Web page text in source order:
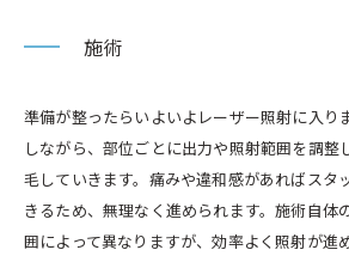
施術
準備が整ったらいよいよレーザー照射に入り
しながら、部位ごとに出力や照射範囲を調整
毛していきます。痛みや違和感があればスタ
きるため、無理なく進められます。施術自体
囲によって異なりますが、効率よく照射が進